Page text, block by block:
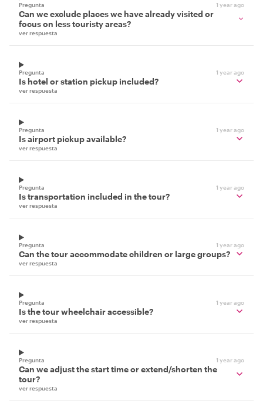
Pregunta 1 year ago
Can we exclude places we have already visited or
focus on less touristy areas?
ver respuesta
Pregunta 1 year ago
Is hotel or station pickup included?
ver respuesta
Pregunta 1 year ago
Is airport pickup available?
ver respuesta
Pregunta 1 year ago
Is transportation included in the tour?
ver respuesta
Pregunta 1 year ago
Can the tour accommodate children or large groups?
ver respuesta
Pregunta 1 year ago
Is the tour wheelchair accessible?
ver respuesta
Pregunta 1 year ago
Can we adjust the start time or extend/shorten the
tour?
ver respuesta